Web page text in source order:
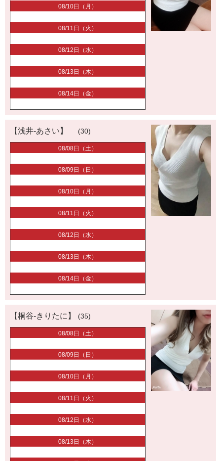
08/10日（月）
08/11日（火）
08/12日（水）
08/13日（木）
08/14日（金）
【浅井-あさい】 (30)
08/08日（土）
08/09日（日）
08/10日（月）
08/11日（火）
08/12日（水）
08/13日（木）
08/14日（金）
【桐谷-きりたに】 (35)
08/08日（土）
08/09日（日）
08/10日（月）
08/11日（火）
08/12日（水）
08/13日（木）